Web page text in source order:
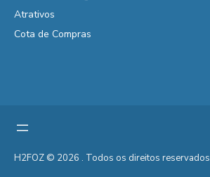
Atrativos
Cota de Compras
H2FOZ © 2026 . Todos os direitos reservados